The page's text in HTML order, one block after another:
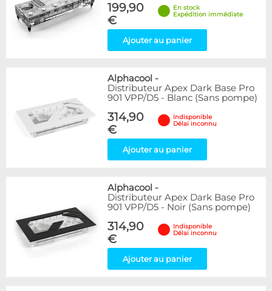
199,90
€
En stock
Expédition immédiate
Ajouter au panier
Alphacool -
Distributeur Apex Dark Base Pro
901 VPP/D5 - Blanc (Sans pompe)
314,90
€
Indisponible
Délai inconnu
Ajouter au panier
Alphacool -
Distributeur Apex Dark Base Pro
901 VPP/D5 - Noir (Sans pompe)
314,90
€
Indisponible
Délai inconnu
Ajouter au panier